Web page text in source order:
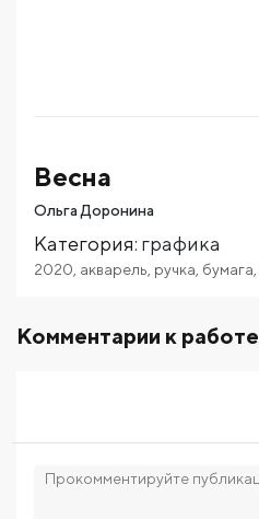
Весна
Ольга Доронина
Категория: графика
2020 акварель ручка бумага
Комментарии к работе